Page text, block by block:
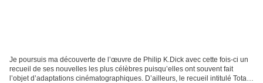
Je poursuis ma découverte de l’œuvre de Philip K.Dick avec cette fois-ci un
recueil de ses nouvelles les plus célèbres puisqu’elles ont souvent fait
l’objet d’adaptations cinématographiques. D’ailleurs, le recueil intitulé Total